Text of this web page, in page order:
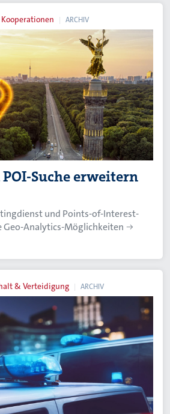
ARCHIV
Suche erweitern
und Points-of-Interest-
Geo-Analytics-Möglichkeiten
& Verteidigung ARCHIV